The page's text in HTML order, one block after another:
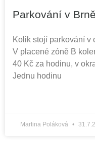
Parkování v
Kolik stojí parkování v
V placené zóně B
40 Kč za hodinu, v
Jednu hodinu
Martina Poláková